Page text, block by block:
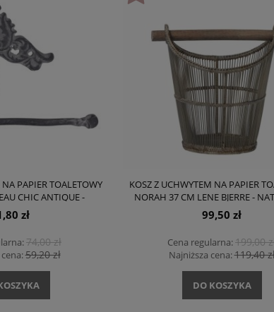
PAPIER TOALETOWY
CHIC ANTIQUE -
SZARY
zł
74,00 zł
cena:59,20 zł
KOSZ Z UCHWYTEM NA PAPIER
NORAH 37 CM LENE BJERRE -
99,50 zł
Cena regularna:199,00
Najniższa cena:119,40
DO KOSZYKA